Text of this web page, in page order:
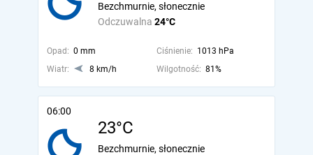
Odczuwalna 24°C
Bezchmurnie, słonecznie
Opad: 0 mm Ciśnienie: 1013 hPa
Wiatr:
8 km/h Wilgotność: 81%
06:00
23°C
Bezchmurnie, słonecznie